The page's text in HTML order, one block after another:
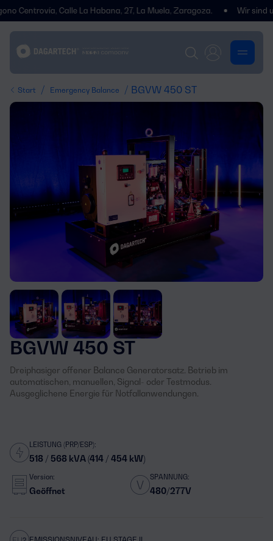
Calle La Habana, 27, La Muela, Zaragoza. Wir sind
Start / Emergency Balance / BGVW 450 ST
BGVW 450 ST
Dreiphasiger offener Balance Generatorsatz. Betrieb im
automatischen, manuellen, Signal- oder Testmodus.
Ausgeglichene Energie für Notfallanwendungen.
LEISTUNG (PRP/ESP):
518 / 568 kVA (414 / 454 kW)
Version:
Geöffnet
SPANNUNG:
480/277V